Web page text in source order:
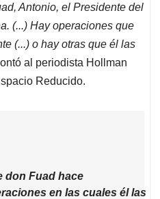
Antonio, el Presidente del
(...) Hay operaciones que
(...) o hay otras que él las
al periodista Hollman
Reducido.
don Fuad hace
en las cuales él las